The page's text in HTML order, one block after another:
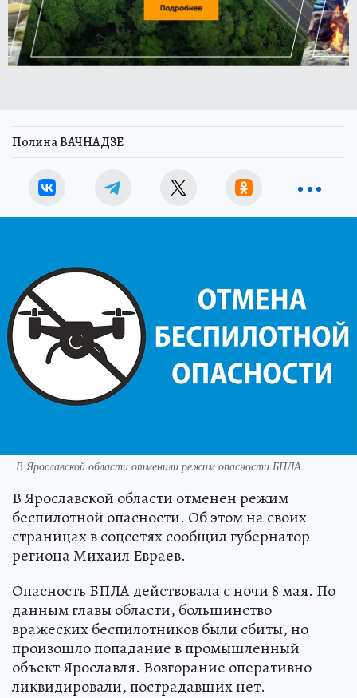
Полина ВАЧНАДЗЕ
В Ярославской области отменили режим опасности БПЛА.
В Ярославской области отменен режим
беспилотной опасности. Об этом на своих
страницах в соцсетях сообщил губернатор
региона Михаил Евраев.
Опасность БПЛА действовала с ночи 8 мая. По
данным главы области, большинство
вражеских беспилотников были сбиты, но
произошло попадание в промышленный
объект Ярославля. Возгорание оперативно
ликвидировали, пострадавших нет.